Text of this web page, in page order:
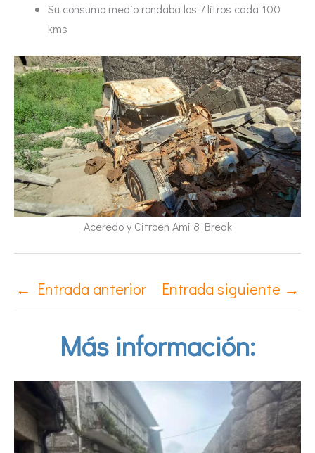
Su consumo medio rondaba los 7 litros cada 100
kms
Aceredo y Citroen Ami 8 Break
← Entrada anterior Entrada siguiente →
Más información: